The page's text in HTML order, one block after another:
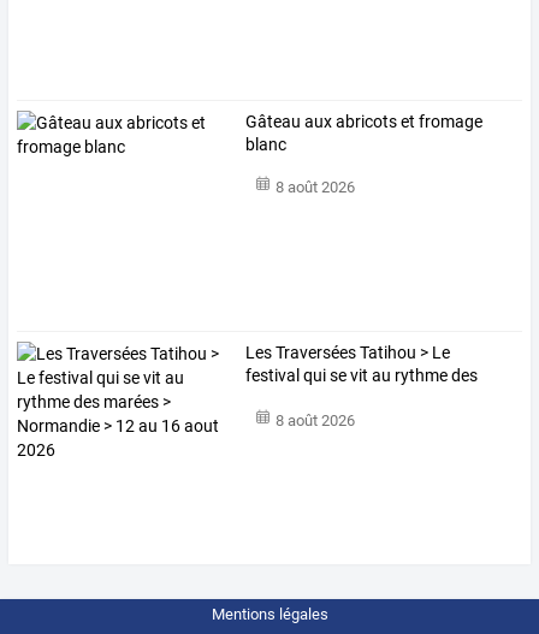
Gâteau aux abricots et fromage
blanc
8 août 2026
LesTraverséesTatihou > Le
festival quisevit au rythmedes
8 août 2026
Mentions légales